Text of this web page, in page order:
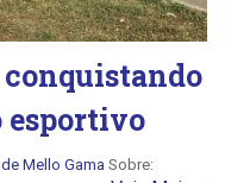
esportivo
Mello Gama Sobre: